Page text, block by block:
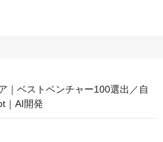
｜ベストベンチャー100選出／自
｜AI開発